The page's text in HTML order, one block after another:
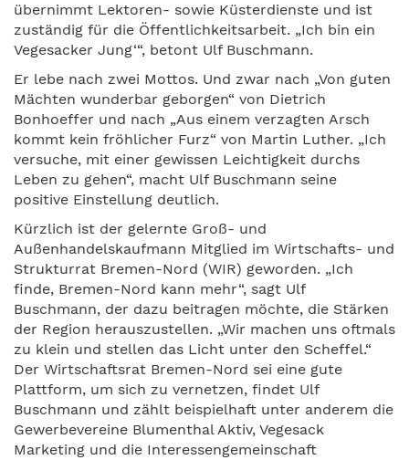
übernimmt Lektoren- sowie Küsterdienste und ist
zuständig für die Öffentlichkeitsarbeit. „Ich bin ein
Vegesacker Jung‘“, betont Ulf Buschmann.
Er lebe nach zwei Mottos. Und zwar nach „Von guten
Mächten wunderbar geborgen“ von Dietrich
Bonhoeffer und nach „Aus einem verzagten Arsch
kommt kein fröhlicher Furz“ von Martin Luther. „Ich
versuche, mit einer gewissen Leichtigkeit durchs
Leben zu gehen“, macht Ulf Buschmann seine
positive Einstellung deutlich.
Kürzlich ist der gelernte Groß- und
Außenhandelskaufmann Mitglied im Wirtschafts- und
Strukturrat Bremen-Nord (WIR) geworden. „Ich
finde, Bremen-Nord kann mehr“, sagt Ulf
Buschmann, der dazu beitragen möchte, die Stärken
der Region herauszustellen. „Wir machen uns oftmals
zu klein und stellen das Licht unter den Scheffel.“
Der Wirtschaftsrat Bremen-Nord sei eine gute
Plattform, um sich zu vernetzen, findet Ulf
Buschmann und zählt beispielhaft unter anderem die
Gewerbevereine Blumenthal Aktiv, Vegesack
Marketing und die Interessengemeinschaft